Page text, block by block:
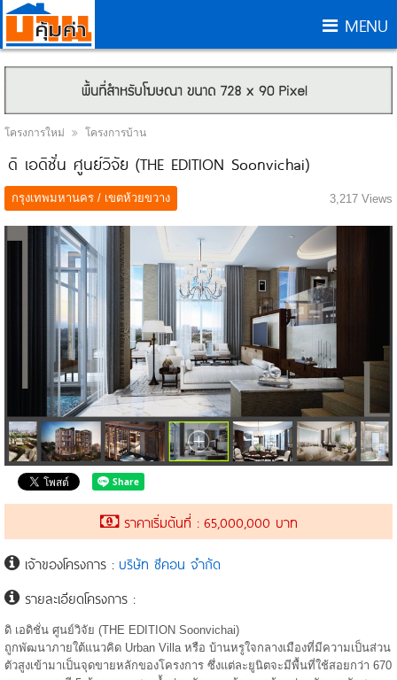
MENU
โครงการใหม่ โครงการบ้าน
ดิ เอดิชั่น ศูนย์วิจัย (THE EDITION Soonvichai)
กรุงเทพมหานคร / เขตห้วยขวาง 3,217 Views
ราคาเริ่มต้นที่ : 65,000,000 บาท
เจ้าของโครงการ : บริษัท ซีคอน จำกัด
รายละเอียดโครงการ :
ดิ เอดิชั่น ศูนย์วิจัย (THE EDITION Soonvichai)
ถูกพัฒนาภายใต้แนวคิด Urban Villa หรือ บ้านหรูใจกลางเมืองที่มีความเป็นส่วน
ตัวสูงเข้ามาเป็นจุดขายหลักของโครงการ ซึ่งแต่ละยูนิตจะมีพื้นที่ใช้สอยกว่า 670